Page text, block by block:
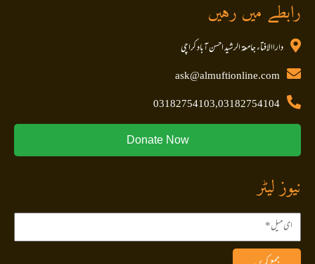
رابطے میں رہیں
داراالافتاء جامعۃ الرشید احسن آباد کراچی
ask@almuftionline.com
03182754103,03182754104
Donate Now
نیوز لیٹر